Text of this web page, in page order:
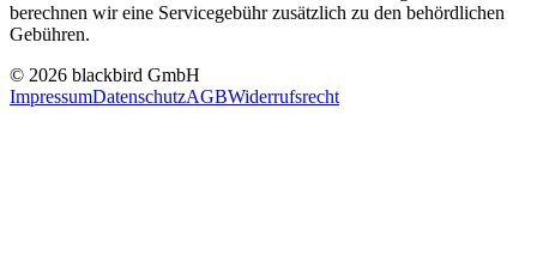
berechnen wir eine Servicegebühr zusätzlich zu den behördlichen
Gebühren.
© 2026 blackbird GmbH
ImpressumDatenschutzAGBWiderrufsrecht